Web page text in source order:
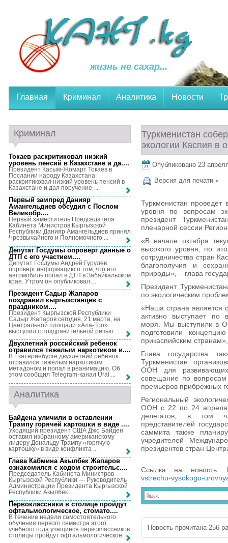
жизнь не сахар...
Главная Криминал Аналитика Новости
Туркменистан
экологии Каспия в
Опубликовано 23
Версия для печати »
Туркменистан проведет
уровня по вопросам
президент
пленарной сессии
«В начале октября
высокого уровня, по
сотрудничества стран
благополучия и
природы», – глава
Президент
по экологическим
«Наша страна является
активно выступает по
моря. Мы выступили в
подготовили
прикаспийским
Глава государства
Туркменистан
ООН для
совещание по вопросам
премьеров прибрежных
Региональный
ООН с 22 по 24 апреля.
делегатов, в том
представителей
саммита также
учредителей
президентов стран
Ссылка на новость:
vstrechu-vysokogo-
Новость прочитана 256
Криминал
Токаев раскритиковал низкий
уровень пенсий в Казахстане и да....
Президент Касым-Жомарт Токаев в
Послании народу Казахстана
раскритиковал низкий уровень пенсий в
Казахстане и дал поручение, ...
Первый зампред Данияр
Амангельдиев обсудил с Послом
Великобр....
Первый заместитель Председателя
Кабинета Министров Кыргызской
Республики Данияр Амангельдиев принял
Чрезвычайного и Полномочного ...
Депутат Госдумы опроверг данные о
ДТП с его участием....
Депутат Госдумы Андрей Гурулев
опроверг информацию о том, что его
автомобиль попал в ДТП в Забайкальском
крае. Утром он опубликовал ...
Президент Садыр Жапаров
поздравил кыргызстанцев с
праздником....
Президент Кыргызской Республики
Садыр Жапаров сегодня, 21 марта, на
Центральной площади «Ала-Тоо»
выступил с поздравительной речью ...
Двухлетний российский ребенок
отравился тяжелым наркотиком и....
В Екатеринбурге двухлетний ребенок
отравился тяжелым наркотиком
метадоном и попал в реанимацию. Об
этом сообщил Telegram-канал Ural ...
Аналитика
Байдена уличили в оставлении
Трампу горячей картошки в виде ....
Уходящий президент США Джо Байден
оставил избранному американскому
лидеру Дональду Трампу «горячую
картошку» в виде конфликта ...
Глава Кабмина Акылбек Жапаров
ознакомился с ходом строительс....
Председатель Кабинета Министров
Кыргызской Республики — Руководитель
Администрации Президента Кыргызской
Республики Акылбек ...
Первоклассники в столице пройдут
офтальмологическое, стомато....
В течение недели самостоятельного
обучения первого семестра этого
учебного года учащиеся первоклассников
столицы пройдут офтальмологическое, ...